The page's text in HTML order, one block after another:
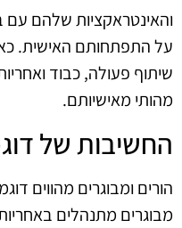
והאינטראקציות שלהם עם
על התפתחותם האישית.
שיתוף פעולה, כבוד
מהותי מאישיותם.
החשיבות של
הורים ומבוגרים מהווים
מבוגרים מתנהלים